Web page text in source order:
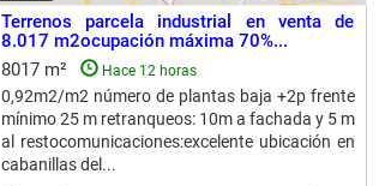
Terrenos parcela industrial en venta de
8.017 m2ocupación máxima 70%...
8017 m²
Hace 12 horas
0,92m2/m2 número de plantas baja +2p frente
mínimo 25 m retranqueos: 10m a fachada y 5 m
al restocomunicaciones:excelente ubicación en
cabanillas del...